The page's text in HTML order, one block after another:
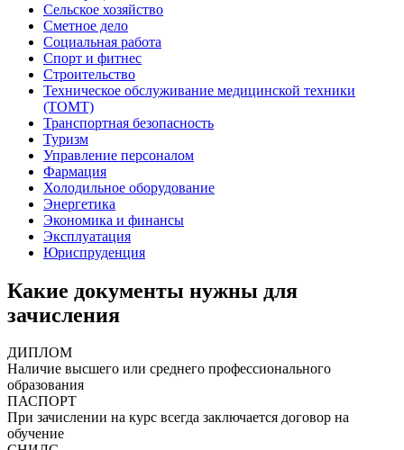
Сельское хозяйство
Сметное дело
Социальная работа
Спорт и фитнес
Строительство
Техническое обслуживание медицинской техники
(ТОМТ)
Транспортная безопасность
Туризм
Управление персоналом
Фармация
Холодильное оборудование
Энергетика
Экономика и финансы
Эксплуатация
Юриспруденция
Какие документы нужны для
зачисления
ДИПЛОМ
Наличие высшего или среднего профессионального
образования
ПАСПОРТ
При зачислении на курс всегда заключается договор на
обучение